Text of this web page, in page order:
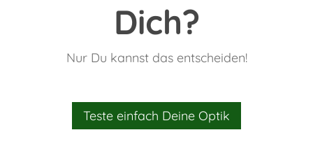
Dich?
Nur Du kannst das entscheiden!
Teste einfach Deine Optik